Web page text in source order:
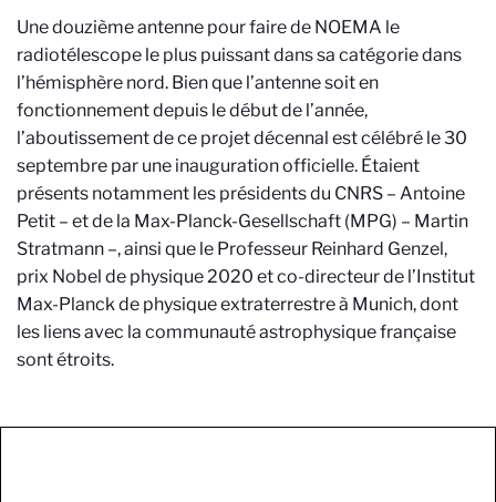
Une douzième antenne pour faire de NOEMA le
radiotélescope le plus puissant dans sa catégorie dans
l’hémisphère nord. Bien que l’antenne soit en
fonctionnement depuis le début de l’année,
l’aboutissement de ce projet décennal est célébré le 30
septembre par une inauguration officielle. Étaient
présents notamment les présidents du CNRS – Antoine
Petit – et de la Max-Planck-Gesellschaft (MPG) – Martin
Stratmann –, ainsi que le Professeur Reinhard Genzel,
prix Nobel de physique 2020 et co-directeur de l’Institut
Max-Planck de physique extraterrestre à Munich, dont
les liens avec la communauté astrophysique française
sont étroits.